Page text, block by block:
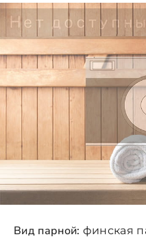
Вид парной: финская